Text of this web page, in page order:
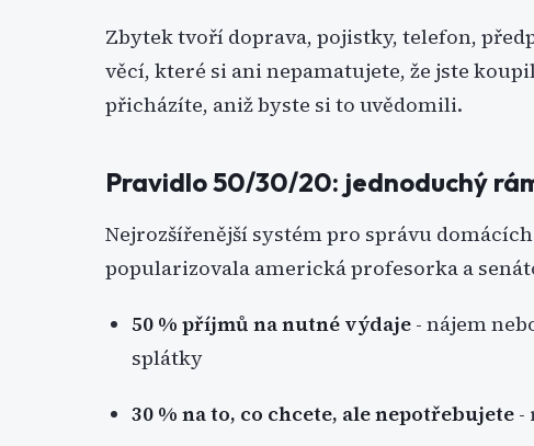
Zbytek tvoří doprava, pojistky, telefon,
věcí, které si ani nepamatujete, že jste
přicházíte, aniž byste si to uvědomili.
Pravidlo 50/30/20: jednoduchý
Nejrozšířenější systém pro správu
popularizovala americká profesorka a
50 % příjmů na nutné výdaje - nájem
splátky
30 % na to, co chcete, ale nepotřebujete -